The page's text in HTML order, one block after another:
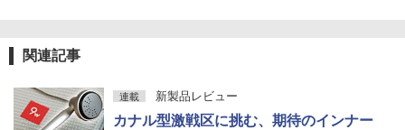
関連記事
連載 新製品レビュー
カナル型激戦区に挑む、期待のインナー